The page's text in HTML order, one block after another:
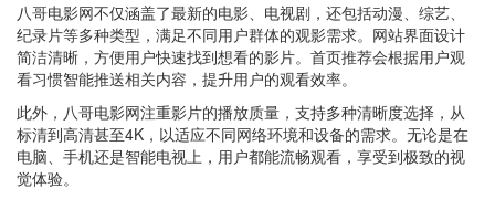
八哥电影网不仅涵盖了最新的电影、电视剧，还包括动漫、综艺、
纪录片等多种类型，满足不同用户群体的观影需求。网站界面设计
简洁清晰，方便用户快速找到想看的影片。首页推荐会根据用户观
看习惯智能推送相关内容，提升用户的观看效率。
此外，八哥电影网注重影片的播放质量，支持多种清晰度选择，从
标清到高清甚至4K，以适应不同网络环境和设备的需求。无论是在
电脑、手机还是智能电视上，用户都能流畅观看，享受到极致的视
觉体验。